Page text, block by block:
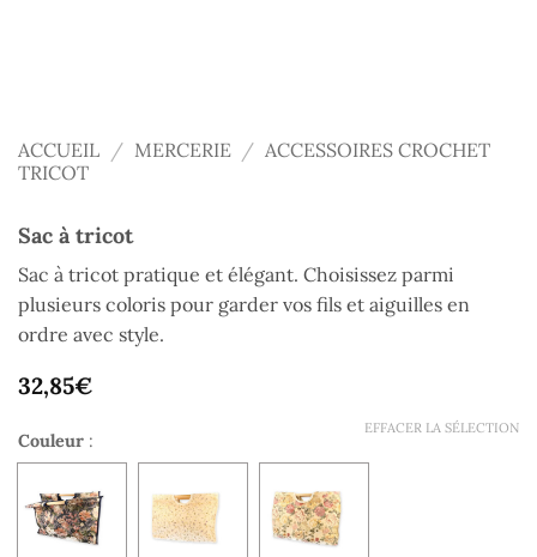
ACCUEIL / MERCERIE / ACCESSOIRES CROCHET
TRICOT
Sac à tricot
Sac à tricot pratique et élégant. Choisissez parmi
plusieurs coloris pour garder vos fils et aiguilles en
ordre avec style.
32,85€
Couleur :
EFFACER LA SÉLECTION